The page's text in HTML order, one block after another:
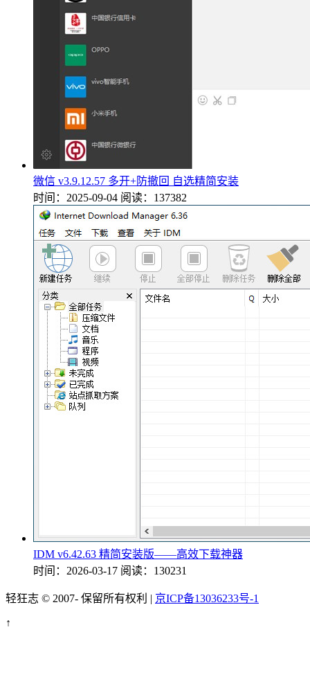
微信 v3.9.12.57 多开+防撤回 自选精简安装
时间：2025-09-04 阅读：137382
IDM v6.42.63 精简安装版——高效下载神器
时间：2026-03-17 阅读：130231
轻狂志 © 2007- 保留所有权利 | 京ICP备13036233号-1
↑